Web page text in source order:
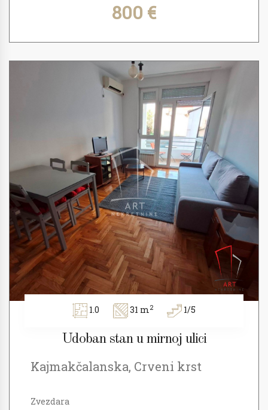
800 €
1.0 31 m2 1/5
Udoban stan u mirnoj ulici
Kajmakčalanska, Crveni krst
Zvezdara